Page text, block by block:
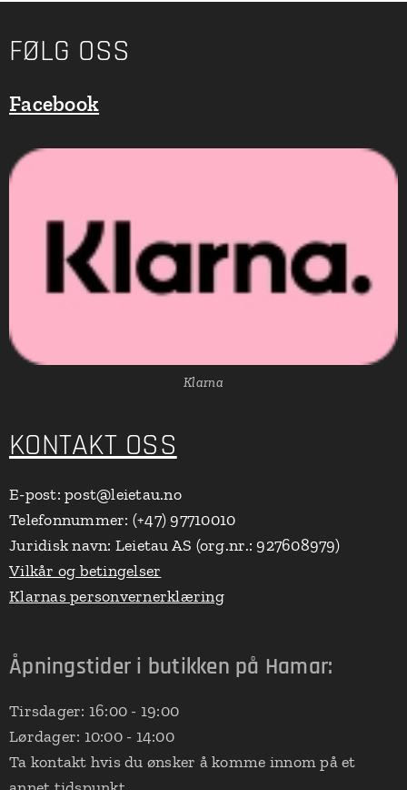
FØLG OSS
Facebook
Klarna
KONTAKT OSS
E-post: post@leietau.no
Telefonnummer: (+47) 97710010
Juridisk navn: Leietau AS (org.nr.: 927608979)
Vilkår og betingelser
Klarnas personvernerklæring
Åpningstider i butikken på Hamar:
Tirsdager: 16:00 - 19:00
Lørdager: 10:00 - 14:00
Ta kontakt hvis du ønsker å komme innom på et